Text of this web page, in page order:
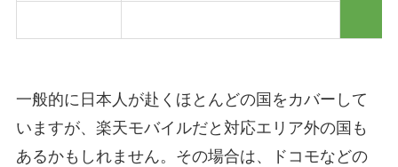
一般的に日本人が赴くほとんどの国をカバーして
いますが、楽天モバイルだと対応エリア外の国も
あるかもしれません。その場合は、ドコモなどの